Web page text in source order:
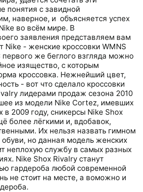
понятия с завидной
наверное, и объясняется успех
во всём мире. В
заявления представляем вам
Nike - женские кроссовки WMNS
первого же беглого взгляда можно
изящество, с которым
кроссовка. Нежнейший цвет,
- вот что сделало кроссовки
лидерами продаж сезона 2010
из модели Nike Cortez, имевших
в 2009 году, сникерсы Nike Shox
более лёгкими и, вдобавок,
Их нельзя назвать гимном
но данная модель женских
неплохую службу в самых разных
Nike Shox Rivalry станут
гардероба любой современной
не стоит на месте, а воможно и